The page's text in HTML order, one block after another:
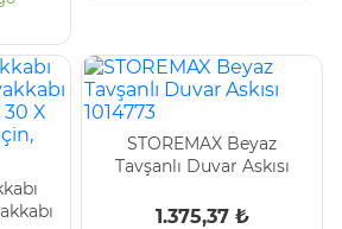
STOREMAX Beyaz
Tavşanlı Duvar Askısı
1.375,37 ₺